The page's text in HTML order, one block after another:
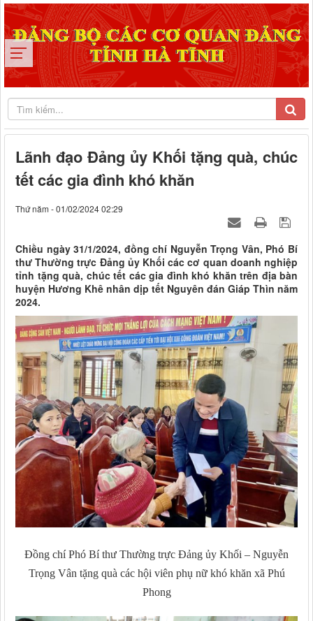
Lãnh đạo Đảng ủy Khối tặng quà, chúc
tết các gia đình khó khăn
Thứ năm - 01/02/2024 02:29
Chiều ngày 31/1/2024, đồng chí Nguyễn Trọng Vân, Phó Bí
thư Thường trực Đảng ủy Khối các cơ quan doanh nghiệp
tỉnh tặng quà, chúc tết các gia đình khó khăn trên địa bàn
huyện Hương Khê nhân dịp tết Nguyên đán Giáp Thìn năm
2024.
Đồng chí Phó Bí thư Thường trực Đảng ủy Khối – Nguyễn
Trọng Vân tặng quà các hội viên phụ nữ khó khăn xã Phú
Phong